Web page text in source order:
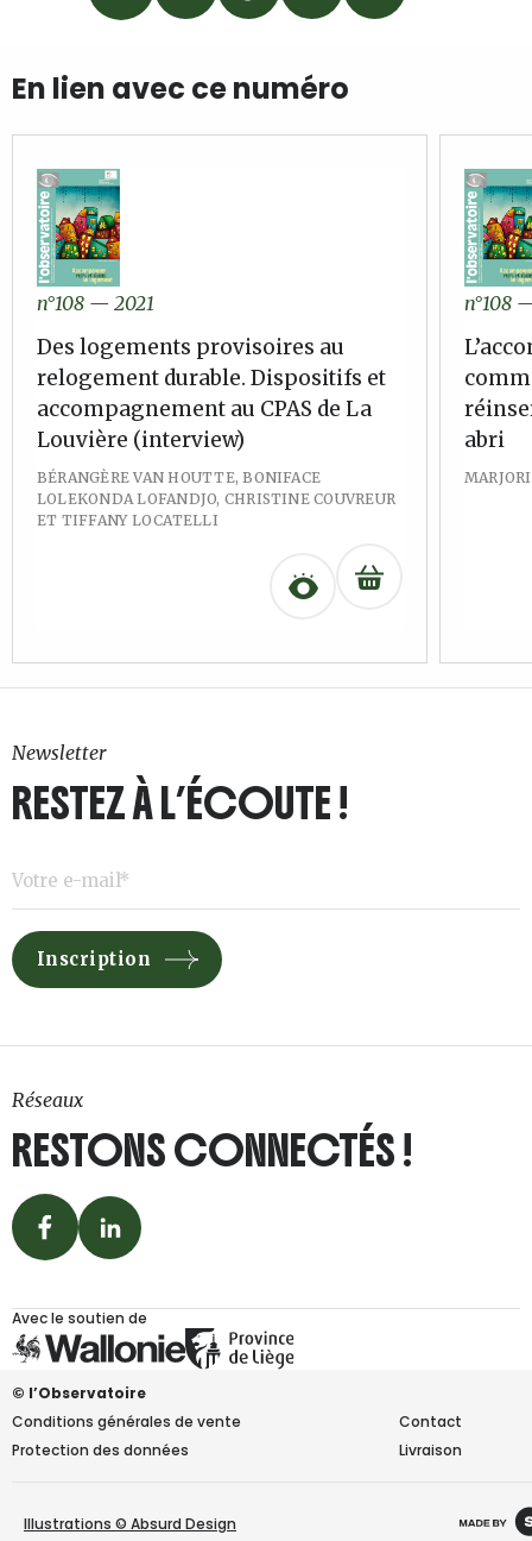
En lien avec ce numéro
n°108 — 2021
Des logements provisoires au
relogement durable. Dispositifs et
accompagnement au CPAS de La
Louvière (interview)
BÉRANGÈRE VAN HOUTTE, BONIFACE
LOLEKONDA LOFANDJO, CHRISTINE COUVREUR
ET TIFFANY LOCATELLI
n°108
abri
Newsletter
RESTEZ À L’ÉCOUTE !
Réseaux
RESTONS CONNECTÉS !
Avec le soutien de
© l’Observatoire
Conditions générales de vente
Protection des données
Livraison
Contact
Illustrations © Absurd Design